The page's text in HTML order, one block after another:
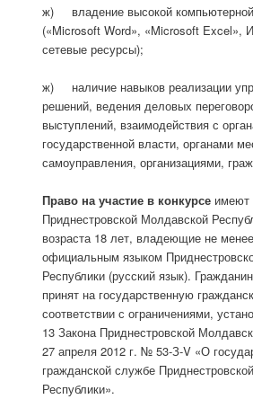
ж) владение высокой компьютерной
(«Microsoft Word», «Microsoft Excel»,
сетевые ресурсы);
ж) наличие навыков реализации
решений, ведения деловых
выступлений, взаимодействия с
государственной власти, органами
самоуправления, организациями,
Право на участие в конкурсе имеют
Приднестровской Молдавской
возраста 18 лет, владеющие не
официальным языком
Республики (русский язык).
принят на государственную
соответствии с ограничениями,
13 Закона Приднестровской
27 апреля 2012 г. № 53-З-V «О
гражданской службе
Республики».